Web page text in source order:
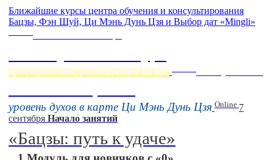
Ближайшие курсы центра обучения и консультирования
Бацзы, Фэн Шуй, Ци Мэнь Дунь Цзя и Выбор дат «Mingli»
пространство, работающее на вас
уровень духов в карте Ци Мэнь Дунь Цзя Online 7
сентября Начало занятий
«Бацзы: путь к удаче»